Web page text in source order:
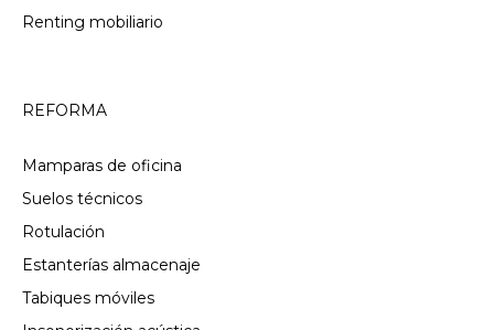
Renting mobiliario
REFORMA
Mamparas de oficina
Suelos técnicos
Rotulación
Estanterías almacenaje
Tabiques móviles